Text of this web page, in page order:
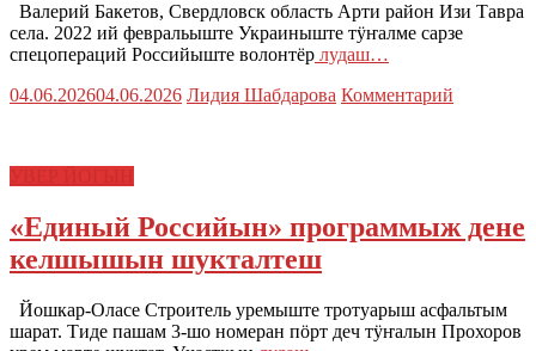
Валерий Бакетов, Свердловск область Арти район Изи Тавра
села. 2022 ий февральыште Украиныште тӱҥалме сарзе
спецопераций Российыште волонтёр лудаш…
04.06.202604.06.2026 Лидия Шабдарова Комментарий
«Единый Российын» программыж дене
келшышын шукталтеш
Йошкар-Оласе Строитель уремыште тротуарыш асфальтым
шарат. Тиде пашам 3-шо номеран пӧрт деч тӱҥалын Прохоров